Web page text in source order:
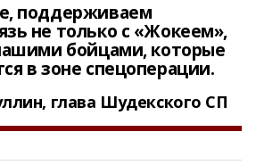
поддерживаем
не только с «Жокеем»,
бойцами, которые
в зоне спецоперации.
глава Шудекского СП